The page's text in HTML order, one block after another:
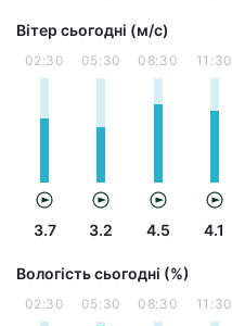
Вітер сьогодні (м/с)
02:30
3.7
05:30
3.2
08:30
4.5
11:30
4.1
Вологість сьогодні (%)
02:30 05:30 08:30 11:30